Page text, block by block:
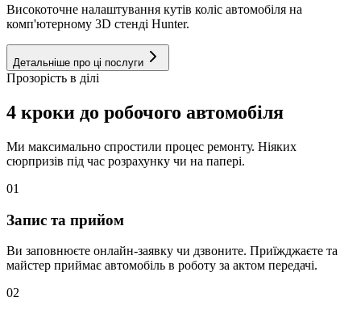
Високоточне налаштування кутів коліс автомобіля на
комп'ютерному 3D стенді Hunter.
Детальніше про ці послуги
Прозорість в ділі
4 кроки до робочого автомобіля
Ми максимально спростили процес ремонту. Ніяких
сюрпризів під час розрахунку чи на папері.
01
Запис та прийом
Ви заповнюєте онлайн-заявку чи дзвоните. Приїжджаєте та
майстер приймає автомобіль в роботу за актом передачі.
02